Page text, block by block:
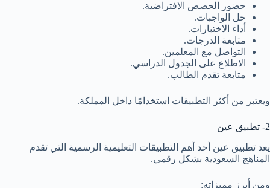
حضور الحصص الافتراضية.
حل الواجبات.
أداء الاختبارات.
متابعة الدرجات.
التواصل مع المعلمين.
الاطلاع على الجدول الدراسي.
متابعة تقدم الطالب.
ويعتبر من أكثر التطبيقات استخدامًا داخل المملكة.
2- تطبيق عين
يعد تطبيق عين أحد أهم التطبيقات التعليمية الرسمية التي تقدم
المناهج السعودية بشكل رقمي.
ومن أبرز مميزاته: